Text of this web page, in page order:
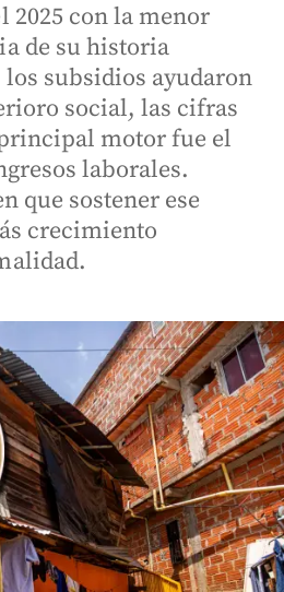
2025 con la menor
de su historia
subsidios ayudaron
social, las cifras
motor fue el
laborales.
que sostener ese
crecimiento